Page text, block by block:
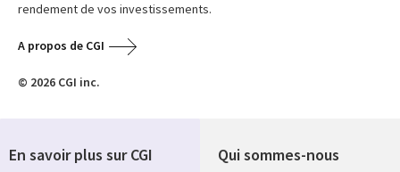
rendement de vos investissements.
A propos de CGI
© 2026 CGI inc.
Qui sommes-nous
En savoir plus sur CGI